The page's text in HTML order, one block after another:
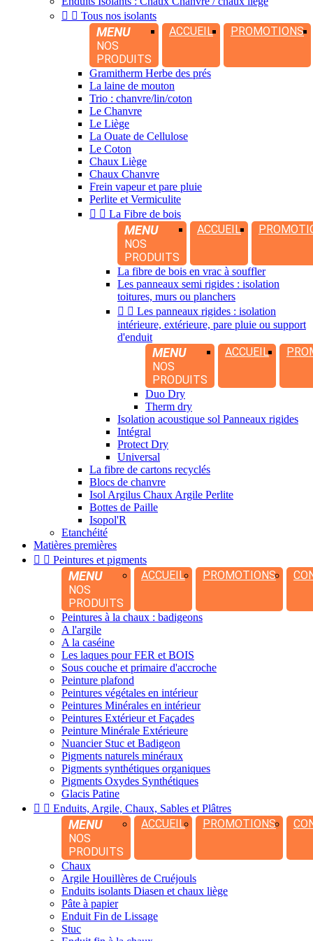
  Tous nos isolants
MENU
NOS
PRODUITS
ACCUEIL PROMOTIONS
Gramitherm Herbe des prés
La laine de mouton
Trio : chanvre/lin/coton
Le Chanvre
Le Liège
La Ouate de Cellulose
Le Coton
Chaux Liège
Chaux Chanvre
Frein vapeur et pare pluie
Perlite et Vermiculite
  La Fibre de bois
MENU
NOS
PRODUITS
ACCUEIL
La fibre de bois en vrac à souffler
Les panneaux semi rigides : isolation
toitures, murs ou planchers
  Les panneaux rigides : isolation
intérieure, extérieure, pare pluie ou support
d'enduit
MENU
NOS
PRODUITS
ACCUEIL
Duo Dry
Therm dry
Isolation acoustique sol Panneaux rigides
Intégral
Protect Dry
Universal
La fibre de cartons recyclés
Blocs de chanvre
Isol Argilus Chaux Argile Perlite
Bottes de Paille
Isopol'R
Etanchéité
Matières premières
  Peintures et pigments
MENU
NOS
PRODUITS
ACCUEIL PROMOTIONS
Peintures à la chaux : badigeons
A l'argile
A la caséine
Les laques pour FER et BOIS
Sous couche et primaire d'accroche
Peinture plafond
Peintures végétales en intérieur
Peintures Minérales en intérieur
Peintures Extérieur et Façades
Peinture Minérale Extérieure
Nuancier Stuc et Badigeon
Pigments naturels minéraux
Pigments synthétiques organiques
Pigments Oxydes Synthétiques
Glacis Patine
  Enduits, Argile, Chaux, Sables et Plâtres
MENU
NOS
PRODUITS
ACCUEIL PROMOTIONS
Chaux
Argile Houillères de Cruéjouls
Enduits isolants Diasen et chaux liège
Pâte à papier
Enduit Fin de Lissage
Stuc